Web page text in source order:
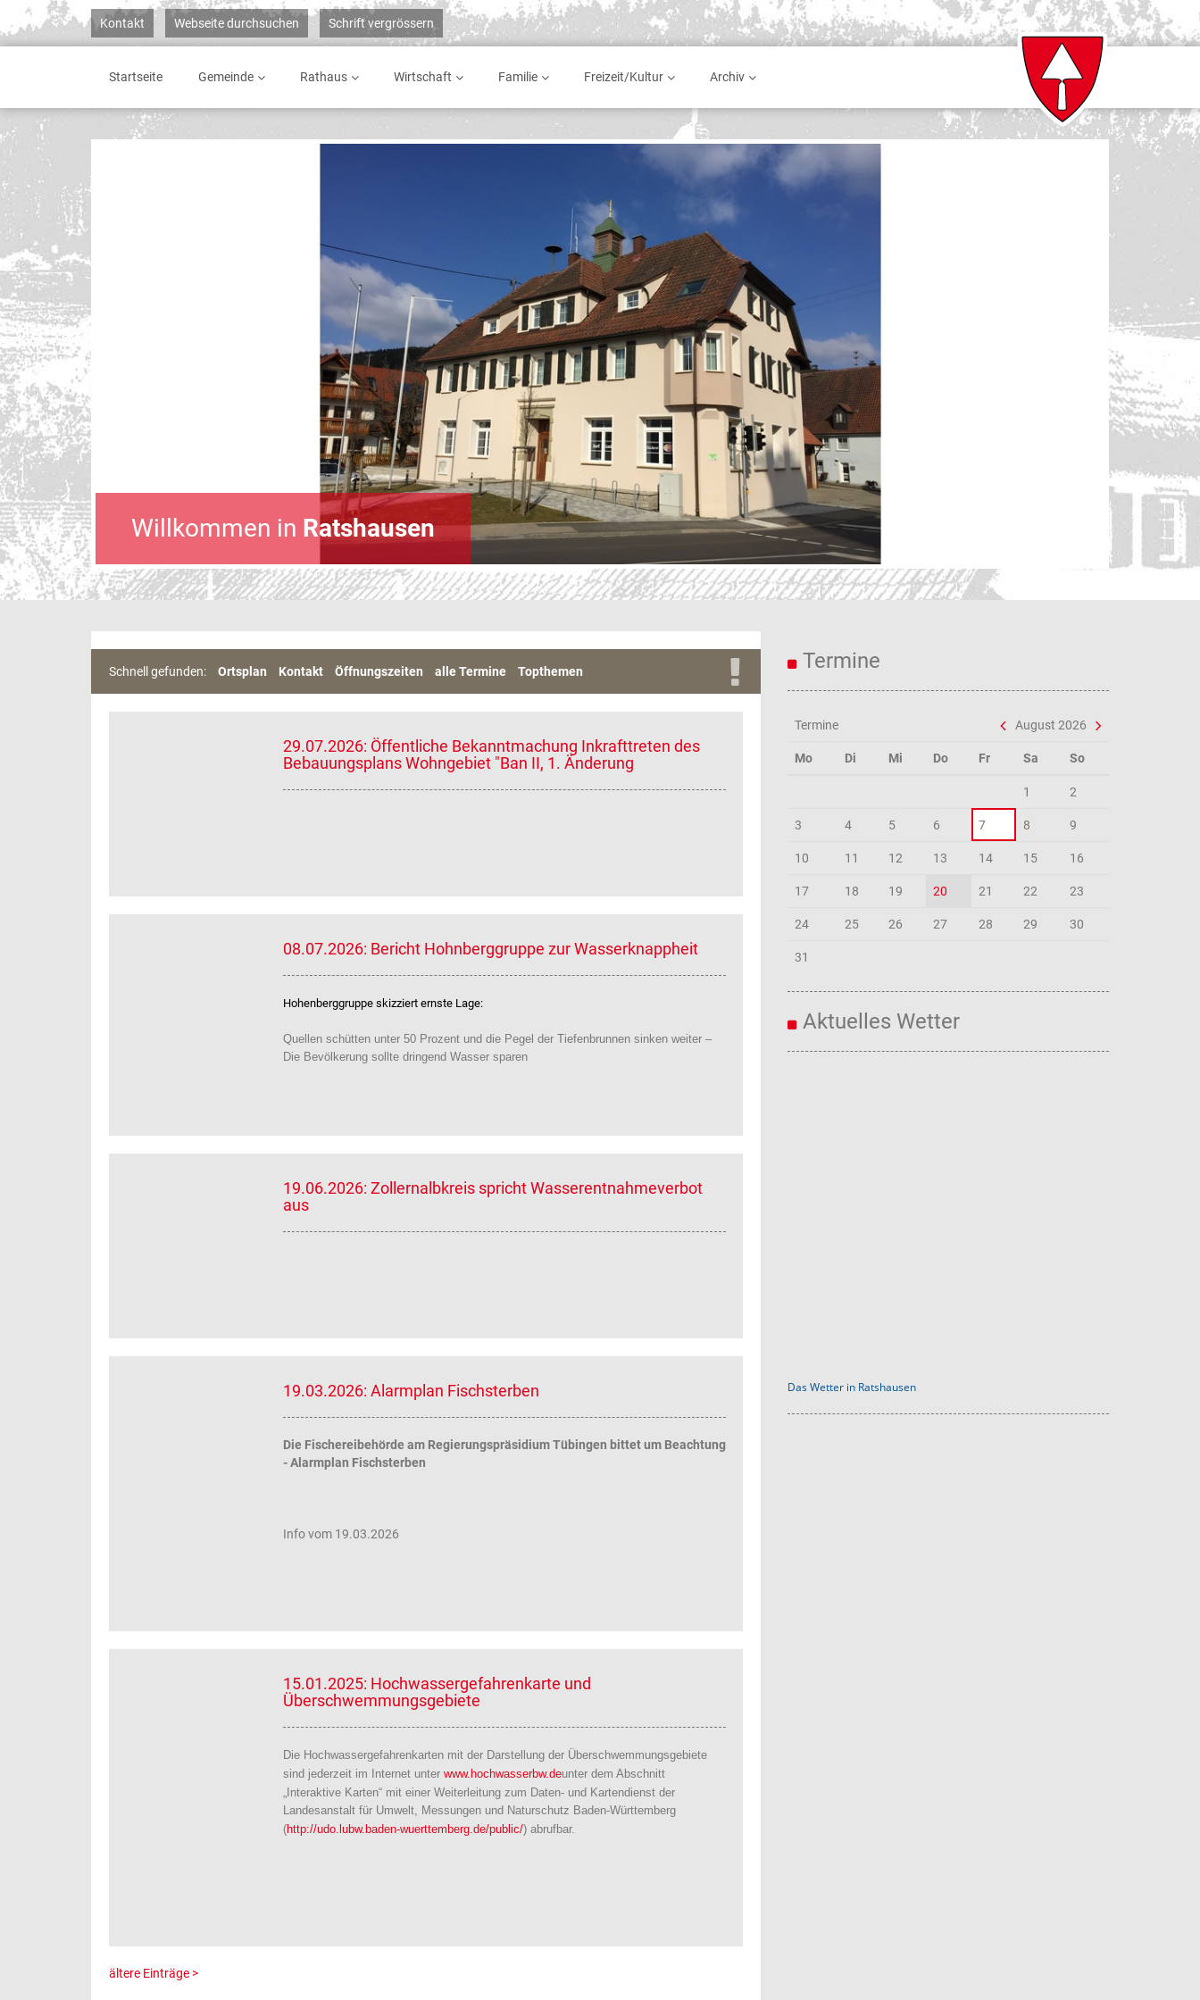
Kontakt Webseite durchsuchen Schrift vergrössern
Startseite Gemeinde Rathaus Wirtschaft Familie Freizeit/Kultur Archiv
Willkommen in Ratshausen
Schnell gefunden: Ortsplan Kontakt Öffnungszeiten alle Termine Topthemen
29.07.2026: Öffentliche Bekanntmachung Inkrafttreten des
Bebauungsplans Wohngebiet "Ban II, 1. Änderung
08.07.2026: Bericht Hohnberggruppe zur Wasserknappheit
Hohenberggruppe skizziert ernste Lage:
Quellen schütten unter 50 Prozent und die Pegel der Tiefenbrunnen sinken weiter –
Die Bevölkerung sollte dringend Wasser sparen
19.06.2026: Zollernalbkreis spricht Wasserentnahmeverbot
aus
19.03.2026: Alarmplan Fischsterben
Die Fischereibehörde am Regierungspräsidium Tübingen bittet um Beachtung
- Alarmplan Fischsterben
Info vom 19.03.2026
15.01.2025: Hochwassergefahrenkarte und
Überschwemmungsgebiete
Die Hochwassergefahrenkarten mit der Darstellung der Überschwemmungsgebiete
sind jederzeit im Internet unter www.hochwasserbw.deunter dem Abschnitt
„Interaktive Karten“ mit einer Weiterleitung zum Daten- und Kartendienst der
Landesanstalt für Umwelt, Messungen und Naturschutz Baden-Württemberg
(http://udo.lubw.baden-wuerttemberg.de/public/) abrufbar.
ältere Einträge >
Termine
Termine August 2026
Mo Di Mi Do Fr Sa So
1 2
3 4 5 6 7 8 9
10 11 12 13 14 15 16
17 18 19 20 21 22 23
24 25 26 27 28 29 30
31
Aktuelles Wetter
Das Wetter in Ratshausen